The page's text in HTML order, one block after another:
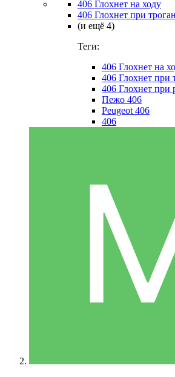
406 Глохнет на ходу
406 Глохнет при
(и ещё 4)
Теги:
406 Глохнет на
406 Глохнет при
406 Глохнет при
Пежо 406
Peugeot 406
406